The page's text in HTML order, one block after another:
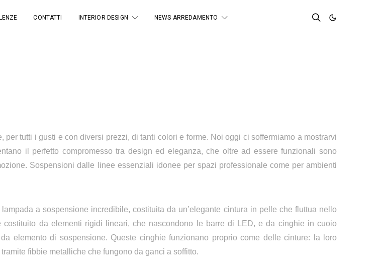
CONTATTI INTERIOR DESIGN NEWS ARREDAMENTO
tutti i gusti e con diversi prezzi, di tanti colori e forme. Noi oggi ci soffermiamo a mostrarvi
il perfetto compromesso tra design ed eleganza, che oltre ad essere funzionali sono
Sospensioni dalle linee essenziali idonee per spazi professionale come per ambienti
a sospensione incredibile, costituita da un’elegante cintura in pelle che fluttua nello
costituito da elementi rigidi lineari, che nascondono le barre di LED, e da cinghie in cuoio
elemento di sospensione. Queste cinghie funzionano proprio come delle cinture: la loro
fibbie metalliche che fungono da ganci a soffitto.